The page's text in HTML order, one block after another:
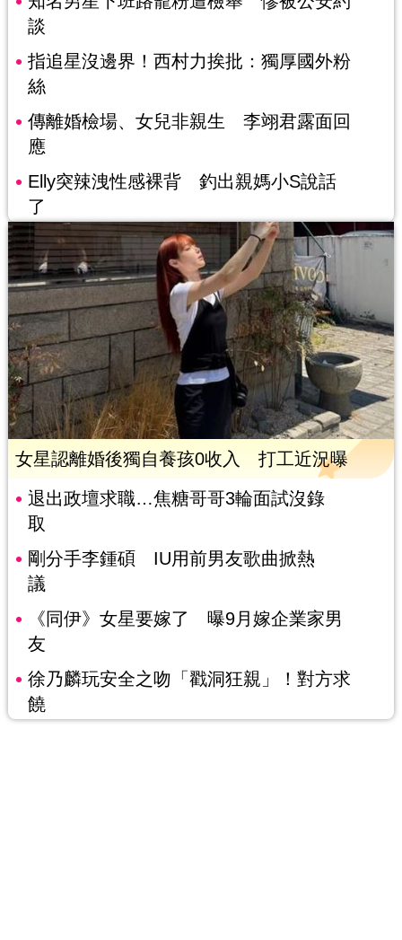
談
指追星沒邊界！西村力挨批：獨厚國外粉
絲
傳離婚檢場、女兒非親生 李翊君露面回
應
Elly突辣洩性感裸背 釣出親媽小S說話
了
女星認離婚後獨自養孩0收入 打工近況曝
退出政壇求職…焦糖哥哥3輪面試沒錄
取
剛分手李鍾碩 IU用前男友歌曲掀熱
議
《同伊》女星要嫁了 曝9月嫁企業家男
友
徐乃麟玩安全之吻「戳洞狂親」！對方求
饒